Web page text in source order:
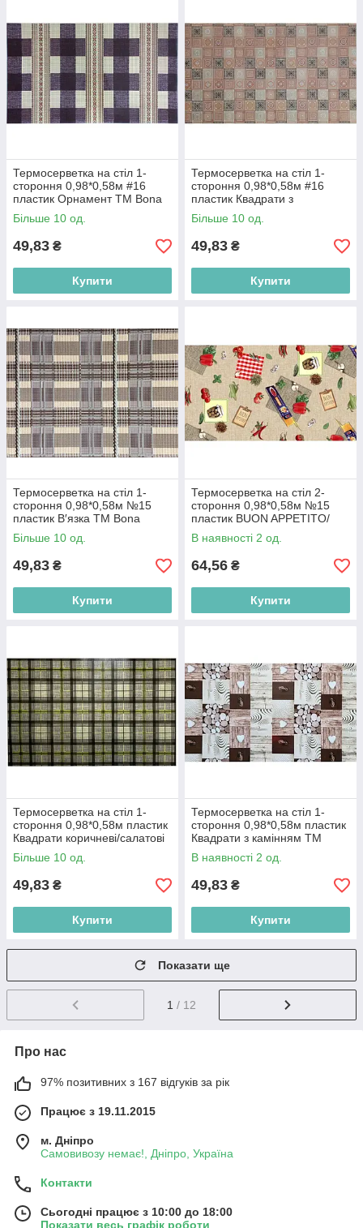
Термосерветка на стіл 1-
стороння 0,98*0,58м #16
пластик Орнамент ТМ Bona
Domus BP
Більше 10 од.
49,83 ₴
Купити
Термосерветка на стіл 1-
стороння 0,98*0,58м #16
пластик Квадрати з
візерунками ТМ Bona Domus
BP
Більше 10 од.
49,83 ₴
Купити
Термосерветка на стіл 1-
стороння 0,98*0,58м №15
пластик В′язка ТМ Bona
Domus BP
Більше 10 од.
49,83 ₴
Купити
Термосерветка на стіл 2-
стороння 0,98*0,58м №15
пластик BUON APPETITO/
квіти на сірому ТМ Bona
Domus BP
В наявності 2 од.
64,56 ₴
Купити
Термосерветка на стіл 1-
стороння 0,98*0,58м пластик
Квадрати коричневі/салатові
ТМ BONA DOMUS BP
Більше 10 од.
49,83 ₴
Купити
Термосерветка на стіл 1-
стороння 0,98*0,58м пластик
Квадрати з камінням ТМ
BONA DOMUS BP
В наявності 2 од.
49,83 ₴
Купити
Показати ще
1 / 12
Про нас
97% позитивних з 167 відгуків за рік
Працює з 19.11.2015
м. Дніпро
Самовивозу немає!, Дніпро, Україна
Контакти
Сьогодні працює з 10:00 до 18:00
Показати весь графік роботи